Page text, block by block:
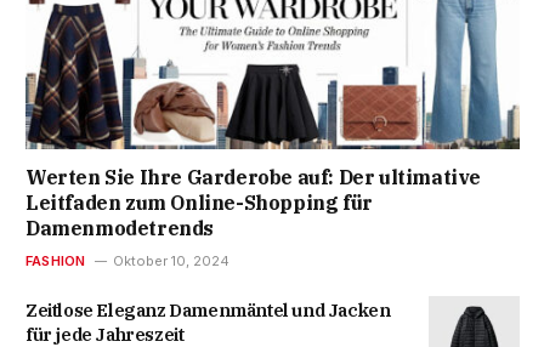
Werten Sie Ihre Garderobe auf: Der ultimative
Leitfaden zum Online-Shopping für
Damenmodetrends
FASHION Oktober 10, 2024
Zeitlose Eleganz Damenmäntel und Jacken
für jede Jahreszeit